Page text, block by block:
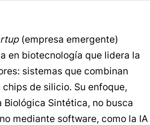
(empresa emergente)
en biotecnología que lidera la
sistemas que combinan
de silicio. Su enfoque,
Sintética, no busca
mediante software, como la IA